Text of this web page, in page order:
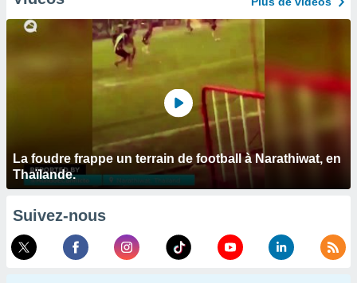
La foudre frappe un terrain de football à Narathiwat, en
Thaïlande.
Suivez-nous